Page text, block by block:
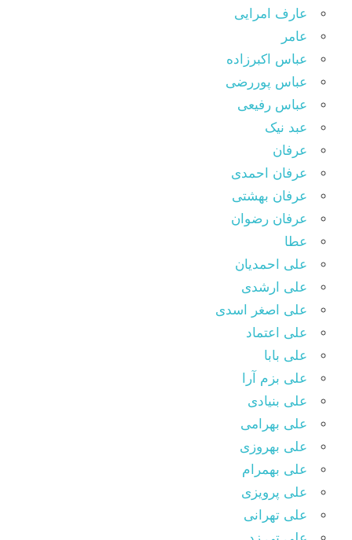
عارف امرایی
عامر
عباس اکبرزاده
عباس پوررضی
عباس رفیعی
عبد نیک
عرفان
عرفان احمدی
عرفان بهشتی
عرفان رضوان
عطا
علی احمدیان
علی ارشدی
علی اصغر اسدی
علی اعتماد
علی بابا
علی بزم آرا
علی بنیادی
علی بهرامی
علی بهروزی
علی بهمرام
علی پرویزی
علی تهرانی